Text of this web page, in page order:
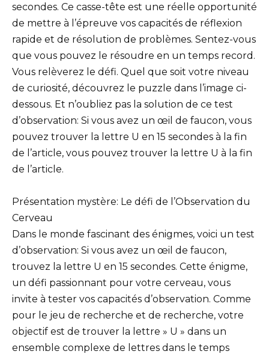
secondes. Ce casse-tête est une réelle opportunité
de mettre à l’épreuve vos capacités de réflexion
rapide et de résolution de problèmes. Sentez-vous
que vous pouvez le résoudre en un temps record.
Vous relèverez le défi. Quel que soit votre niveau
de curiosité, découvrez le puzzle dans l’image ci-
dessous. Et n’oubliez pas la solution de ce test
d’observation: Si vous avez un œil de faucon, vous
pouvez trouver la lettre U en 15 secondes à la fin
de l’article, vous pouvez trouver la lettre U à la fin
de l’article.
Présentation mystère: Le défi de l’Observation du
Cerveau
Dans le monde fascinant des énigmes, voici un test
d’observation: Si vous avez un œil de faucon,
trouvez la lettre U en 15 secondes. Cette énigme,
un défi passionnant pour votre cerveau, vous
invite à tester vos capacités d’observation. Comme
pour le jeu de recherche et de recherche, votre
objectif est de trouver la lettre » U » dans un
ensemble complexe de lettres dans le temps